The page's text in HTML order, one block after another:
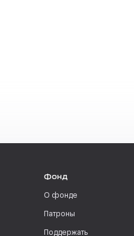
Фонд
О фонде
Патроны
Поддержать